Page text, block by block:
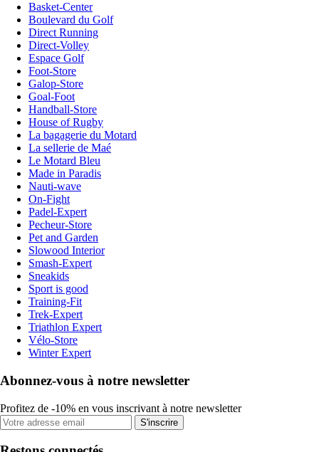
Basket-Center
Boulevard du Golf
Direct Running
Direct-Volley
Espace Golf
Foot-Store
Galop-Store
Goal-Foot
Handball-Store
House of Rugby
La bagagerie du Motard
La sellerie de Maé
Le Motard Bleu
Made in Paradis
Nauti-wave
On-Fight
Padel-Expert
Pecheur-Store
Pet and Garden
Slowood Interior
Smash-Expert
Sneakids
Sport is good
Training-Fit
Trek-Expert
Triathlon Expert
Vélo-Store
Winter Expert
Abonnez-vous à notre newsletter
Profitez de -10% en vous inscrivant à notre newsletter
S'inscrire